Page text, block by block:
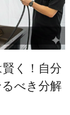
賢く！自分
べき分解